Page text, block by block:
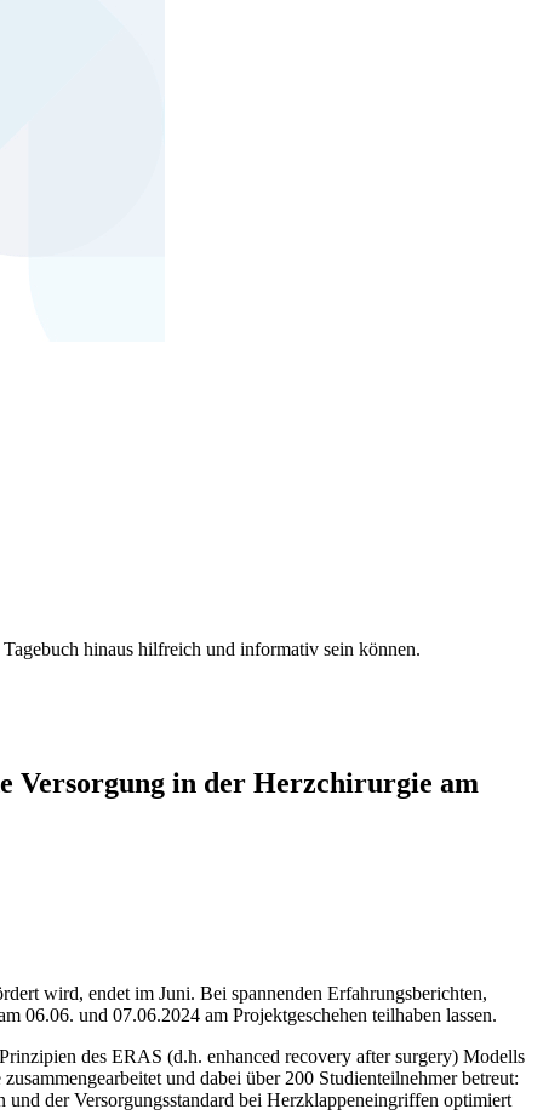
hinaus hilfreich und informativ sein können.
Versorgung in der Herzchirurgie am
wird, endet im Juni. Bei spannenden Erfahrungsberichten,
06.06. und 07.06.2024 am Projektgeschehen teilhaben lassen.
des ERAS (d.h. enhanced recovery after surgery) Modells
und dabei über 200 Studienteilnehmer betreut:
der Versorgungsstandard bei Herzklappeneingriffen optimiert